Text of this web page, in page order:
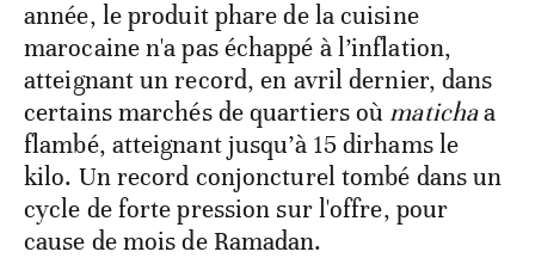
année, le produit phare de la cuisine
marocaine n'a pas échappé à l’inflation,
atteignant un record, en avril dernier, dans
certains marchés de quartiers où matichaa
flambé, atteignant jusqu’à 15 dirhams le
kilo. Un record conjoncturel tombé dans un
cycle de forte pression sur l'offre, pour
cause de mois de Ramadan.